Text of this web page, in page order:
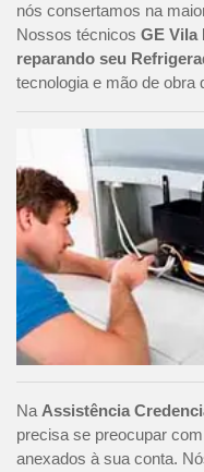
nós consertamos na
Nossos técnicos GE Vila
reparando seu
tecnologia e mão de obra
Na Assistência
precisa se preocupar
anexados à sua conta.